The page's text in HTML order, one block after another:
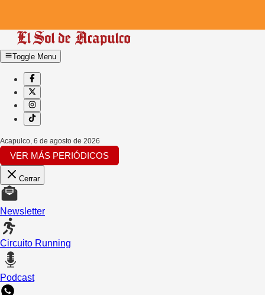
Toggle Menu
Acapulco 6 de agosto de 2026
VER MÁS PERIÓDICOS
Cerrar
Newsletter
Circuito Running
Podcast